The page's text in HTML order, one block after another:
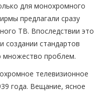
для монохромного
предлагали сразу
ТВ. Впоследствии это
создании стандартов
множество проблем.
телевизионное
года. Вещание, ясное